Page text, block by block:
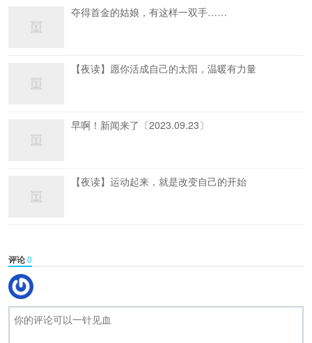
夺得首金的姑娘，有这样一双手……
【夜读】愿你活成自己的太阳，温暖有力量
早啊！新闻来了〔2023.09.23〕
【夜读】运动起来，就是改变自己的开始
评论0